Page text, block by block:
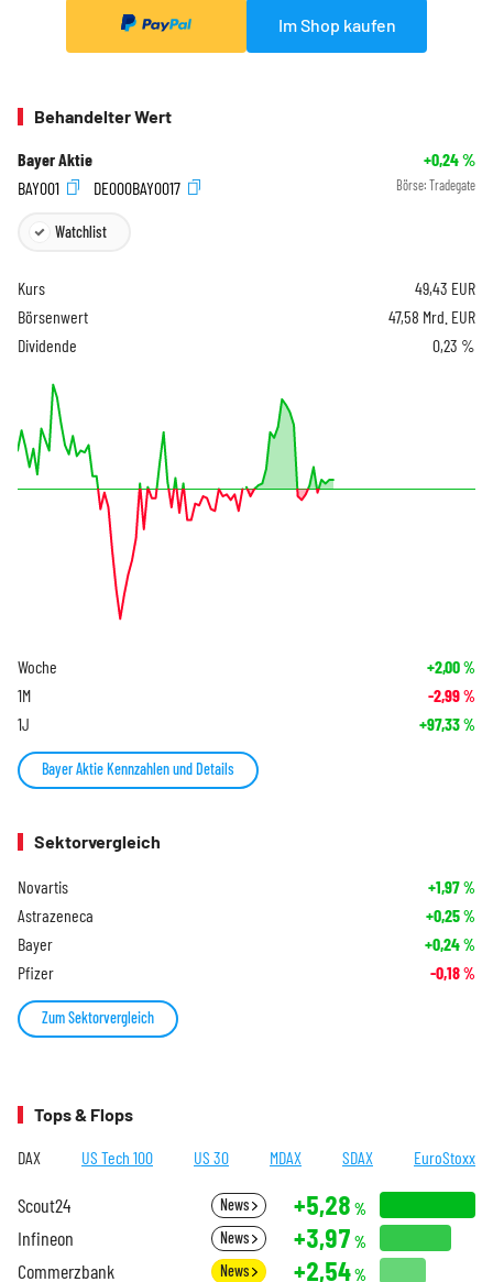
Im Shop kaufen
Behandelter Wert
Bayer Aktie +0,24%
BAY001
DE000BAY0017 Börse: Tradegate
Watchlist
Kurs 49,43 EUR
Börsenwert
47,58 Mrd. EUR
Dividende
0,23 %
Woche +2,00%
1M -2,99%
1J +97,33%
Bayer Aktie Kennzahlen und Details
Sektorvergleich
Novartis +1,97%
Astrazeneca +0,25%
Bayer +0,24%
Pfizer -0,18%
Zum Sektorvergleich
Tops & Flops
DAX US Tech 100 US 30 MDAX SDAX EuroStoxx
Scout24 News +5,28 %
Infineon News +3,97 %
Commerzbank News +2,54%